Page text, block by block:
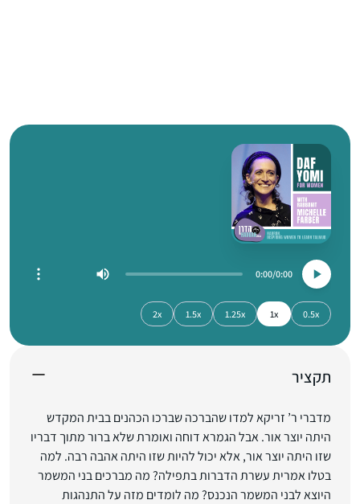
0:00
0:00
0.5x
1x
1.25x
1.5x
2x
תקציר
מדברי ר’ זריקא למדו שהברכה שברכו הכהנים בבית המקדש
היתה יוצר אור. אבל הגמרא דוחה ואומרת שלא ברור מתוך דבריו
שזו היתה יוצר אור, אלא יכול להיות שזו היתה אהבה רבה. למה
בטלו אמרית עשרת הדברות בתפילה? מה מברכים בני המשמר
היוצא לבני המשמר הנכנס? מה לומדים מזה על התנהגות